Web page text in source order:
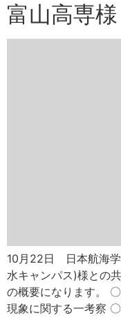
富山高専
10月22日 日本航海
水キャンパス)様との
の概要になります。
現象に関する一考察